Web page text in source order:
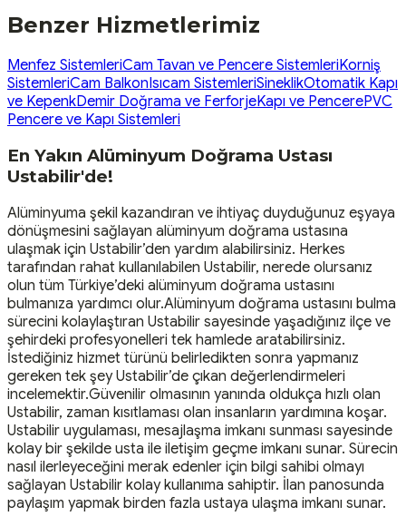
Benzer Hizmetlerimiz
Menfez SistemleriCam Tavan ve Pencere SistemleriKorniş
SistemleriCam BalkonIsıcam SistemleriSineklikOtomatik Kapı
ve KepenkDemir Doğrama ve FerforjeKapı ve PencerePVC
Pencere ve Kapı Sistemleri
En Yakın Alüminyum Doğrama Ustası
Ustabilir'de!
Alüminyuma şekil kazandıran ve ihtiyaç duyduğunuz eşyaya
dönüşmesini sağlayan alüminyum doğrama ustasına
ulaşmak için Ustabilir’den yardım alabilirsiniz. Herkes
tarafından rahat kullanılabilen Ustabilir, nerede olursanız
olun tüm Türkiye’deki alüminyum doğrama ustasını
bulmanıza yardımcı olur.Alüminyum doğrama ustasını bulma
sürecini kolaylaştıran Ustabilir sayesinde yaşadığınız ilçe ve
şehirdeki profesyonelleri tek hamlede aratabilirsiniz.
İstediğiniz hizmet türünü belirledikten sonra yapmanız
gereken tek şey Ustabilir’de çıkan değerlendirmeleri
incelemektir.Güvenilir olmasının yanında oldukça hızlı olan
Ustabilir, zaman kısıtlaması olan insanların yardımına koşar.
Ustabilir uygulaması, mesajlaşma imkanı sunması sayesinde
kolay bir şekilde usta ile iletişim geçme imkanı sunar. Sürecin
nasıl ilerleyeceğini merak edenler için bilgi sahibi olmayı
sağlayan Ustabilir kolay kullanıma sahiptir. İlan panosunda
paylaşım yapmak birden fazla ustaya ulaşma imkanı sunar.